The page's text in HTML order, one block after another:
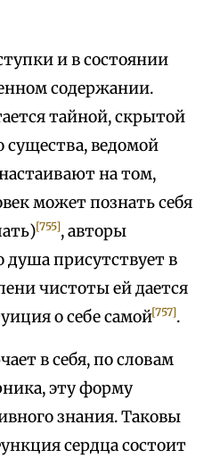
и в состоянии
содержании.
тайной, скрытой
существа, ведомой
на том,
может познать себя
[755], авторы
присутствует в
чистоты ей дается
о себе самой[757].
в себя, по словам
эту форму
знания. Таковы
сердца состоит